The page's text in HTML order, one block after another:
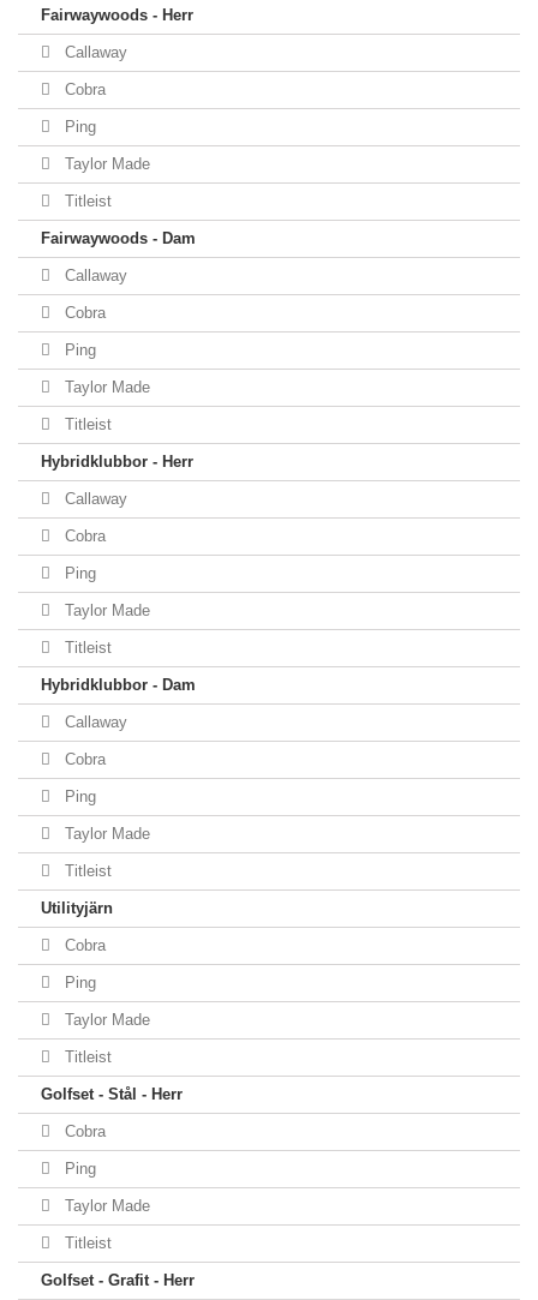
Fairwaywoods - Herr
Callaway
Cobra
Ping
Taylor Made
Titleist
Fairwaywoods - Dam
Callaway
Cobra
Ping
Taylor Made
Titleist
Hybridklubbor - Herr
Callaway
Cobra
Ping
Taylor Made
Titleist
Hybridklubbor - Dam
Callaway
Cobra
Ping
Taylor Made
Titleist
Utilityjärn
Cobra
Ping
Taylor Made
Titleist
Golfset - Stål - Herr
Cobra
Ping
Taylor Made
Titleist
Golfset - Grafit - Herr